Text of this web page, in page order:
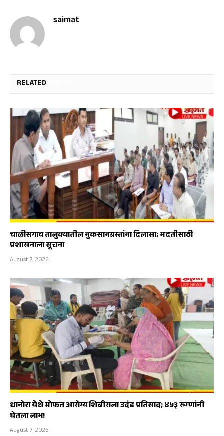
saimat
RELATED
चाळीसगाव तालुक्यातील नुकसानग्रस्तांना दिलासा; मदतीसाठी
प्रशासनाला सूचना
August 7, 2026
धानोरा येथे मोफत आरोग्य शिबीराला उदंड प्रतिसाद; ४५३ रुग्णांनी
घेतला लाभ!
August 7, 2026